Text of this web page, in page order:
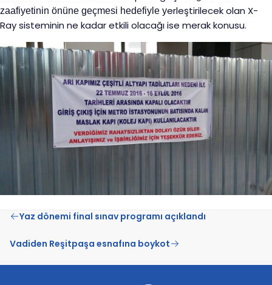
zaafiyetinin önüne geçmesi hedefiyle yerleştirilecek olan X-
Ray sisteminin ne kadar etkili olacağı ise merak konusu.
Yaz dönemi final sınav programı açıklandı
Vadiden Reşitpaşa esnafına boykot